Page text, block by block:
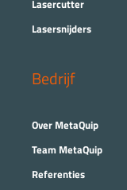
Lasercutter
Lasersnijders
Bedrijf
Over MetaQuip
Team MetaQuip
Referenties